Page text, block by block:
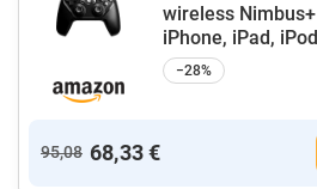
wireless
iPhone, iPad,
−28%
95,08 68,33 €